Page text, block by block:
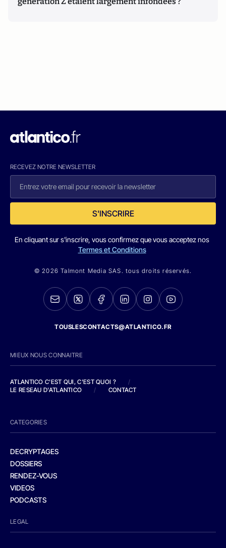
RECEVEZ NOTRE NEWSLETTER
S'INSCRIRE
En cliquant sur s'inscrire, vous confirmez que vous acceptez nos
Termes et Conditions
© 2026 Talmont Media SAS. tous droits réservés.
TOUSLESCONTACTS@ATLANTICO.FR
MIEUX NOUS CONNAITRE
ATLANTICO C'EST QUI, C'EST QUOI ?
/
LE RESEAU D'ATLANTICO
/ CONTACT
CATEGORIES
DECRYPTAGES
DOSSIERS
RENDEZ-VOUS
VIDEOS
PODCASTS
LEGAL